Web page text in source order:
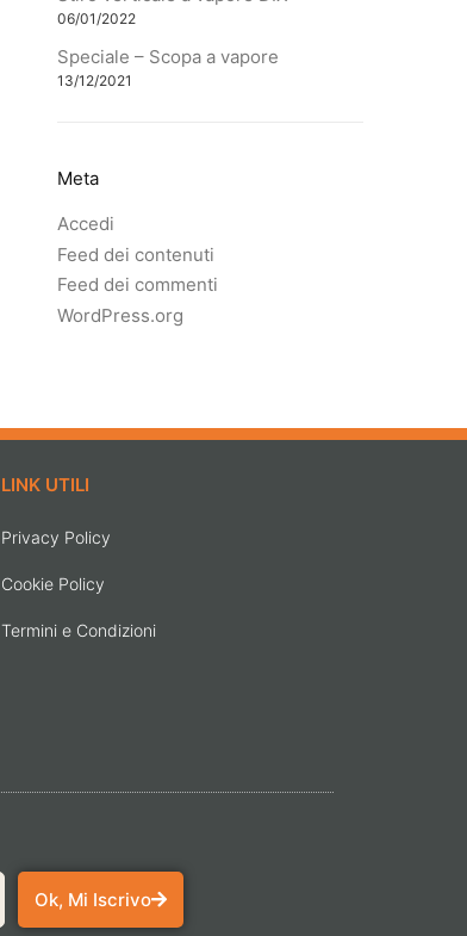
06/01/2022
Speciale – Scopa a vapore
13/12/2021
Meta
Accedi
Feed dei contenuti
Feed dei commenti
WordPress.org
LINK UTILI
Privacy Policy
Cookie Policy
Termini e Condizioni
Ok, Mi Iscrivo